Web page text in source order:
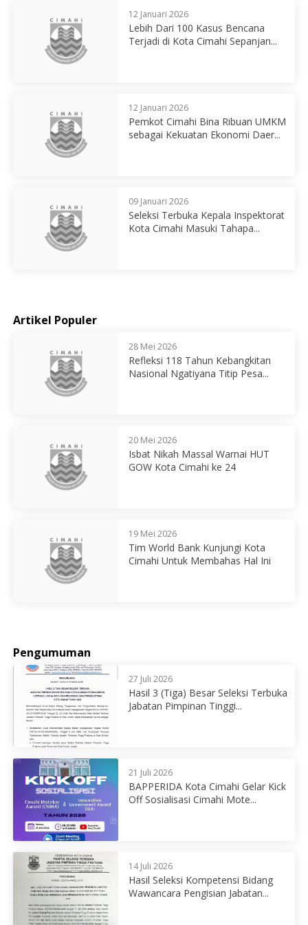
12 Januari 2026
Lebih Dari 100 Kasus Bencana
Terjadi di Kota Cimahi Sepanjan...
12 Januari 2026
Pemkot Cimahi Bina Ribuan UMKM
sebagai Kekuatan Ekonomi Daer...
09 Januari 2026
Seleksi Terbuka Kepala Inspektorat
Kota Cimahi Masuki Tahapa...
Artikel Populer
28 Mei 2026
Refleksi 118 Tahun Kebangkitan
Nasional Ngatiyana Titip Pesa...
20 Mei 2026
Isbat Nikah Massal Warnai HUT
GOW Kota Cimahi ke 24
19 Mei 2026
Tim World Bank Kunjungi Kota
Cimahi Untuk Membahas Hal Ini
Pengumuman
27 Juli 2026
Hasil 3 (Tiga) Besar Seleksi Terbuka
Jabatan Pimpinan Tinggi...
21 Juli 2026
BAPPERIDA Kota Cimahi Gelar Kick
Off Sosialisasi Cimahi Mote...
14 Juli 2026
Hasil Seleksi Kompetensi Bidang
Wawancara Pengisian Jabatan...